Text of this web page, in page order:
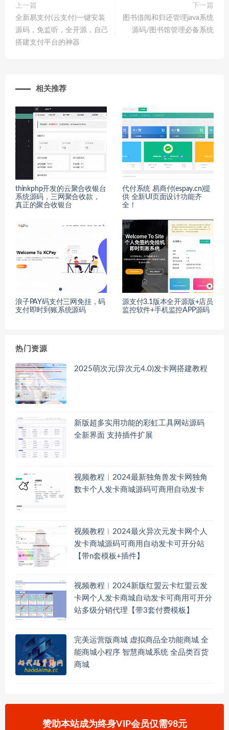
上一篇
全新易支付(云支付)一键安装
源码，免监听，全开源，自己
搭建支付平台的神器
下一篇
图书借阅和归还管理java系统
源码/图书馆管理必备系统
相关推荐
thinkphp开发的云聚合收银台
系统源码，三网聚合收款，
真正的聚合收银台
代付系统 易商付(espay.cn)提
供 全新UI页面设计功能齐
全！
浪子PAY码支付三网免挂，码
支付即时到账系统源码
源支付3.1版本全开源版+店员
监控软件+手机监控APP源码
热门资源
2025萌次元(异次元4.0)发卡网搭建教程
新版超多实用功能的彩虹工具网站源码
全新界面 支持插件扩展
视频教程︱2024最新独角兽发卡网独角
数卡个人发卡商城源码可商用自动发卡
视频教程︱2024最火异次元发卡网个人
发卡商城源码可商用自动发卡可开分站
【带n套模板+插件】
视频教程︱2024新版红盟云卡红盟云发
卡网个人发卡商城自动发卡可商用可开分
站多级分销代理【带3套付费模板】
完美运营版商城 虚拟商品全功能商城 全
能商城小程序 智慧商城系统 全品类百货
商城
赞助本站成为终身VIP会员仅需98元